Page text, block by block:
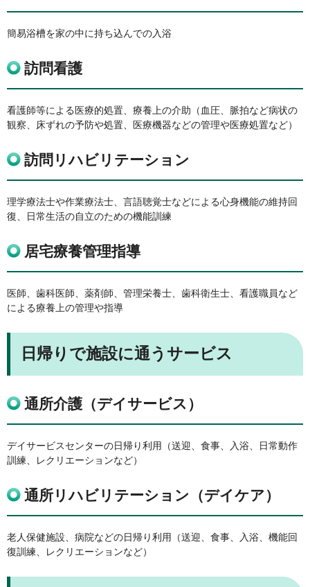
簡易浴槽を家の中に持ち込んでの入浴
訪問看護
看護師等による医療的処置、療養上の介助（血圧、脈拍など病状の
観察、床ずれの予防や処置、医療機器などの管理や医療処置など）
訪問リハビリテーション
理学療法士や作業療法士、言語聴覚士などによる心身機能の維持回
復、日常生活の自立のための機能訓練
居宅療養管理指導
医師、歯科医師、薬剤師、管理栄養士、歯科衛生士、看護職員など
による療養上の管理や指導
日帰りで施設に通うサービス
通所介護（デイサービス）
デイサービスセンターの日帰り利用（送迎、食事、入浴、日常動作
訓練、レクリエーションなど）
通所リハビリテーション（デイケア）
老人保健施設、病院などの日帰り利用（送迎、食事、入浴、機能回
復訓練、レクリエーションなど）